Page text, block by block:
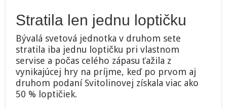
Stratila len jednu loptičku
Bývalá svetová jednotka v druhom sete
stratila iba jednu loptičku pri vlastnom
servise a počas celého zápasu ťažila z
vynikajúcej hry na príjme, keď po prvom aj
druhom podaní Svitolinovej získala viac ako
50 % loptičiek.